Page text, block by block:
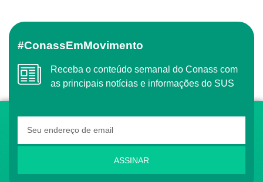
#ConassEmMovimento
Receba o conteúdo semanal do Conass com
as principais notícias e informações do SUS
ASSINAR